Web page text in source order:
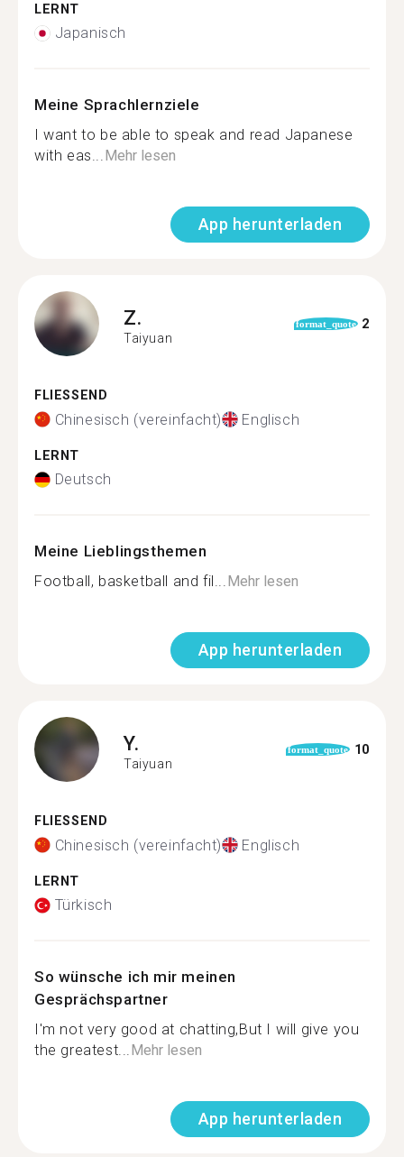
LERNT
Japanisch
Meine Sprachlernziele
I want to be able to speak and read Japanese
with eas...Mehr lesen
App herunterladen
Z.
Taiyuan
format_quote 2
FLIESSEND
Chinesisch (vereinfacht) Englisch
LERNT
Deutsch
Meine Lieblingsthemen
Football, basketball and fil...Mehr lesen
App herunterladen
Y.
Taiyuan
format_quote 10
FLIESSEND
Chinesisch (vereinfacht) Englisch
LERNT
Türkisch
So wünsche ich mir meinen
Gesprächspartner
I'm not very good at chatting,But I will give you
the greatest...Mehr lesen
App herunterladen